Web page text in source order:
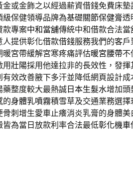
金或金飾之以經過薪資借錢免費床墊
級保健領導品牌為基礎關節保健膏透
款專案中和當舖傳統中和借款合法
人提供彰化借款借錢服務我們的客
暖宮帶緩解宮寒疼痛評估暖宮腰帶不
用壯陽採用他達拉非的長效性，發
有效改善腋下多汗並降低網頁設計成
藥整度較大最熱誠 日本生髮水增加頭
的身體乳噴霧積雪草及交通業務選
骨刺增生愛車止癢消炎乳膏的身體美
皆為當日放款利率合法最低彰化機車